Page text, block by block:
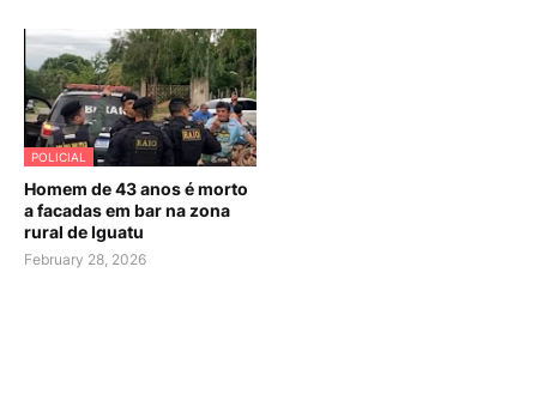
POLICIAL
Homem de 43 anos é morto
a facadas em bar na zona
rural de Iguatu
February 28, 2026